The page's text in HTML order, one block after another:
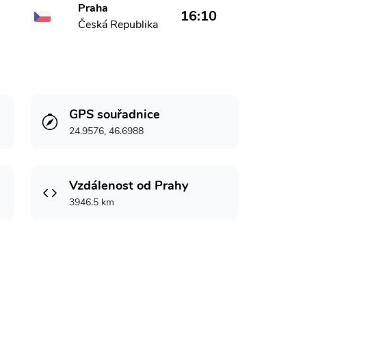
Praha
Česká Republika
16:10
GPS souřadnice
24.9576, 46.6988
Vzdálenost od Prahy
3946.5 km